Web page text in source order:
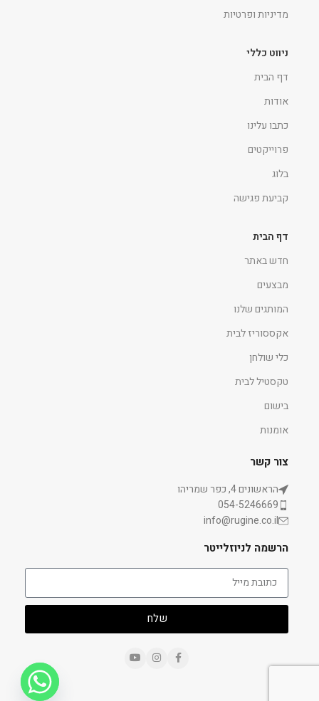
מדיניות ופרטיות
ניווט כללי
דף הבית
אודות
כתבו עלינו
פרוייקטים
בלוג
קביעת פגישה
דף הבית
חדש באתר
מבצעים
המותגים שלנו
אקססוריז לבית
כלי שולחן
טקסטיל לבית
בישום
אומנות
צור קשר
הראשונים 4, כפר שמריהו
054-5246669
info@rugine.co.il
הרשמה לניוזלייטר
שלח